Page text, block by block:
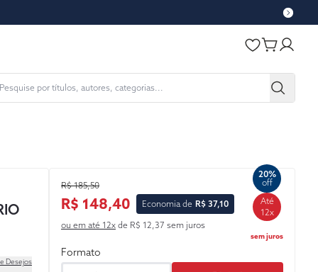
Desejos
R$ 185,50
R$ 148,40 Economia de R$ 37,10
20%
off
Até
12x
sem juros
ou em até 12xde R$ 12,37 sem juros
Formato